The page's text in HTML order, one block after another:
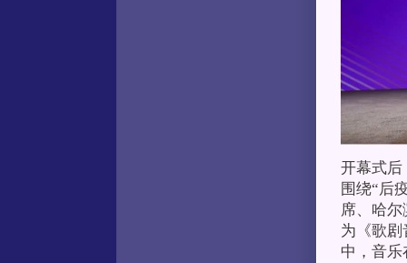
开幕式后
围绕“后
席、哈
为《歌
中，音